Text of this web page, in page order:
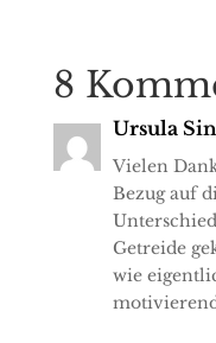
8
Ursula
Vielen
Bezug auf
Getreide
wie